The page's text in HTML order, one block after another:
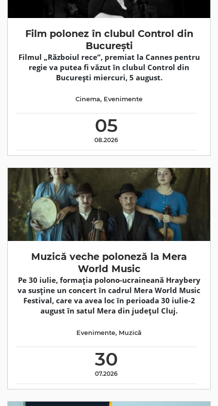
Film polonez în clubul Control din
București
Filmul „Războiul rece”, premiat la Cannes pentru
regie va putea fi văzut în clubul Control din
București miercuri, 5 august.
05
08.2026
Cinema, Evenimente
Muzică veche poloneză la Mera
World Music
Pe 30 iulie, formația polono-ucraineană Hraybery
va susține un concert în cadrul Mera World Music
Festival, care va avea loc în perioada 30 iulie-2
august în satul Mera din județul Cluj.
30
07.2026
Evenimente, Muzică